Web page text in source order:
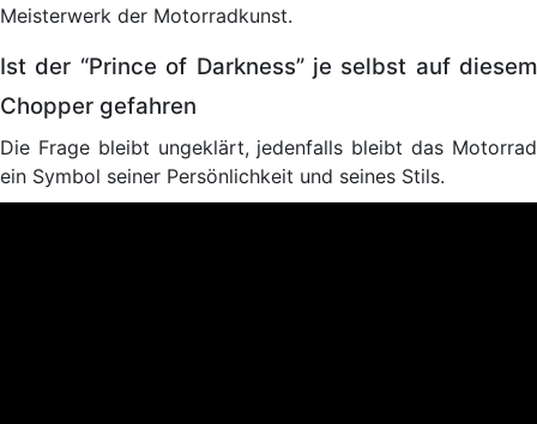
Meisterwerk der Motorradkunst.
Ist der “Prince of Darkness” je selbst auf diesem
Chopper gefahren
Die Frage bleibt ungeklärt, jedenfalls bleibt das Motorrad
ein Symbol seiner Persönlichkeit und seines Stils.